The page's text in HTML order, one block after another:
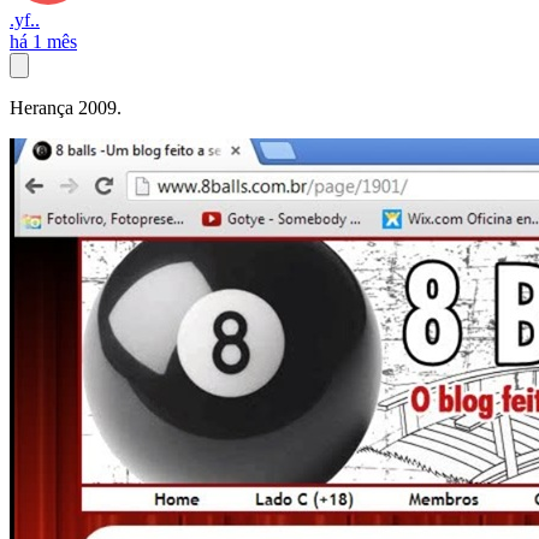
.yf..
há 1 mês
Herança 2009.